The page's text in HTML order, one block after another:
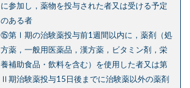
に参加し，薬物を投与された者又は受ける予定
のある者
⑮第Ⅰ期の治験薬投与前1週間以内に，薬剤（処
方薬，一般用医薬品，漢方薬，ビタミン剤，栄
養補助食品・飲料を含む）を使用した者又は第
Ⅱ期治験薬投与15日後までに治験薬以外の薬剤